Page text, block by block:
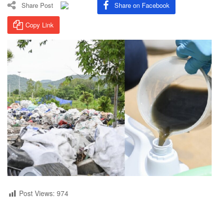
Share Post Share on Facebook
Copy Link
Post Views: 974